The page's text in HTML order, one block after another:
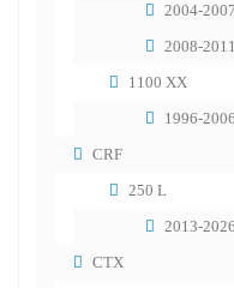
2004-2007
2008-2011
1100 XX
1996-2006
CRF
250 L
2013-2026
CTX